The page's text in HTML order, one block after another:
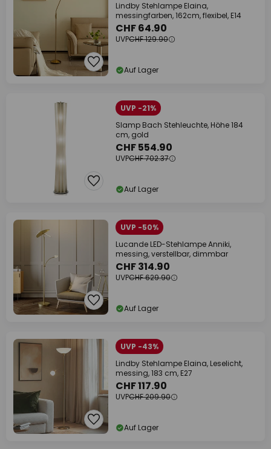
Lindby Stehlampe Elaina,
messingfarben, 162cm, flexibel, E14
CHF 64.90
UVPCHF 129.90
Auf Lager
UVP -21%
Slamp Bach Stehleuchte, Höhe 184
cm, gold
CHF 554.90
UVPCHF 702.37
Auf Lager
UVP -50%
Lucande LED-Stehlampe Anniki,
messing, verstellbar, dimmbar
CHF 314.90
UVPCHF 629.90
Auf Lager
UVP -43%
Lindby Stehlampe Elaina, Leselicht,
messing, 183 cm, E27
CHF 117.90
UVPCHF 209.90
Auf Lager